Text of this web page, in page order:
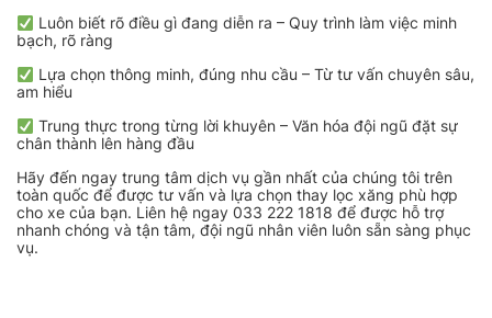
Luôn biết rõ điều gì đang diễn ra – Quy trình làm việc minh
bạch, rõ ràng
Lựa chọn thông minh, đúng nhu cầu – Từ tư vấn chuyên sâu,
am hiểu
Trung thực trong từng lời khuyên – Văn hóa đội ngũ đặt sự
chân thành lên hàng đầu
Hãy đến ngay trung tâm dịch vụ gần nhất của chúng tôi trên
toàn quốc để được tư vấn và lựa chọn thay lọc xăng phù hợp
cho xe của bạn. Liên hệ ngay 033 222 1818 để được hỗ trợ
nhanh chóng và tận tâm, đội ngũ nhân viên luôn sẵn sàng phục
vụ.